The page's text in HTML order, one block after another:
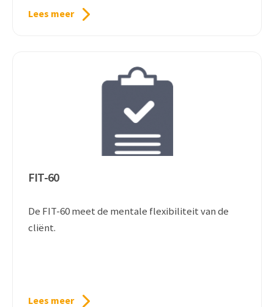
Lees meer
FIT-60
De FIT-60 meet de mentale flexibiliteit van de
cliënt.
Lees meer